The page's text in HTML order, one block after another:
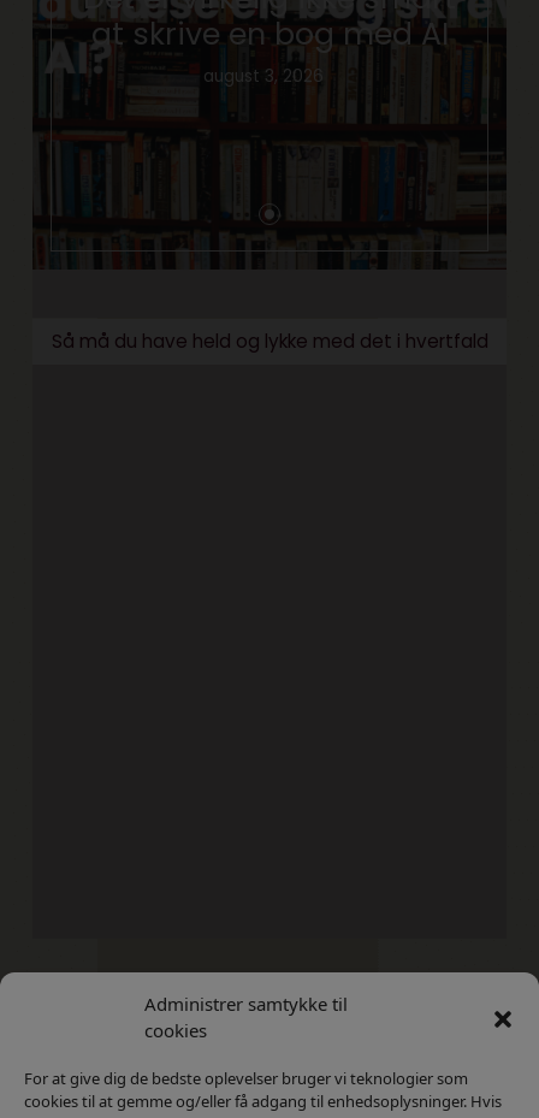
Administrer samtykke til
cookies
For at give dig de bedste oplevelser bruger vi teknologier som
cookies til at gemme og/eller få adgang til enhedsoplysninger. Hvis
at skrive en bog med AI
august 3, 2026
Så må du have held og lykke med det i hvertfald
Kontakt